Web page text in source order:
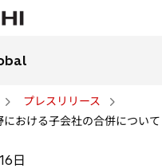
プレスリリース
における子会社の合併について
日